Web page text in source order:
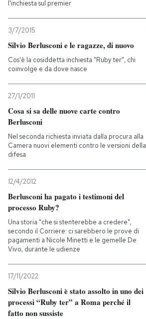
l'inchiesta sul premier
3/7/2015
Silvio Berlusconi e le ragazze, di nuovo
Cos'è la cosiddetta inchiesta "Ruby ter", chi
coinvolge e da dove nasce
27/1/2011
Cosa si sa delle nuove carte contro
Berlusconi
Nel seconda richiesta inviata dalla procura alla
Camera nuovi elementi contro le versioni della
difesa
12/4/2012
Berlusconi ha pagato i testimoni del
processo Ruby?
Una storia "che si stenterebbe a credere",
secondo il Corriere: ci sarebbero le prove di
pagamenti a Nicole Minetti e le gemelle De
Vivo, durante le udienze
17/11/2022
Silvio Berlusconi è stato assolto in uno dei
processi “Ruby ter” a Roma perché il
fatto non sussiste